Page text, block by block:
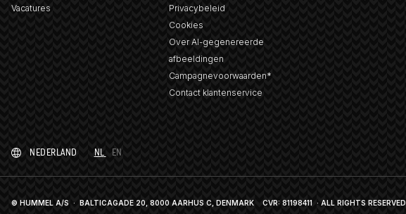
Vacatures
Privacybeleid
Cookies
Over AI-gegenereerde
afbeeldingen
Campagnevoorwaarden*
Contact klantenservice
NEDERLAND NL EN
© HUMMEL A/S · BALTICAGADE 20, 8000 AARHUS C, DENMARK CVR: 81198411 · ALL RIGHTS RESERVED